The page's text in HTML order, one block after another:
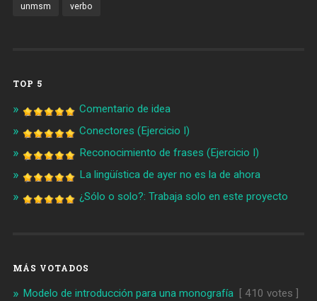
unmsm verbo
TOP 5
Comentario de idea
Conectores (Ejercicio I)
Reconocimiento de frases (Ejercicio I)
La lingüística de ayer no es la de ahora
¿Sólo o solo?: Trabaja solo en este proyecto
MÁS VOTADOS
Modelo de introducción para una monografía[ 410 votes ]